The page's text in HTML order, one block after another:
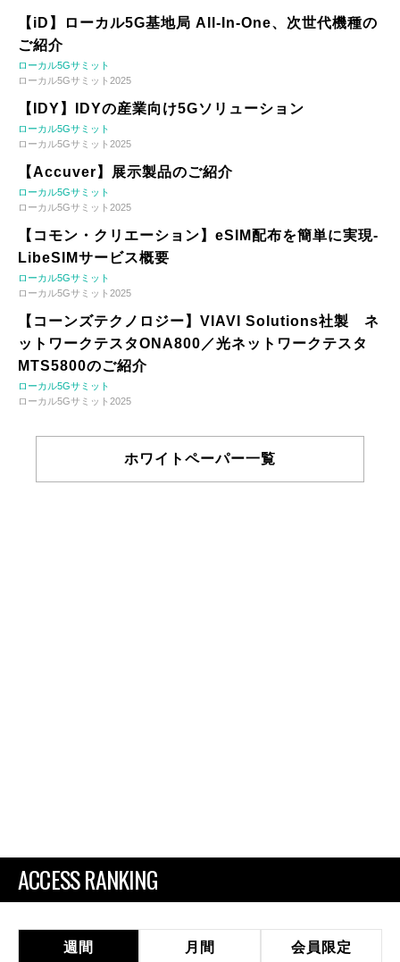
【iD】ローカル5G基地局 All-In-One、次世代機種の
ご紹介
ローカル5Gサミット
ローカル5Gサミット2025
【IDY】IDYの産業向け5Gソリューション
ローカル5Gサミット
ローカル5Gサミット2025
【Accuver】展示製品のご紹介
ローカル5Gサミット
ローカル5Gサミット2025
【コモン・クリエーション】eSIM配布を簡単に実現-
LibeSIMサービス概要
ローカル5Gサミット
ローカル5Gサミット2025
【コーンズテクノロジー】VIAVI Solutions社製 ネ
ットワークテスタONA800／光ネットワークテスタ
MTS5800のご紹介
ローカル5Gサミット
ローカル5Gサミット2025
ホワイトペーパー一覧
ACCESS RANKING
週間 月間 会員限定